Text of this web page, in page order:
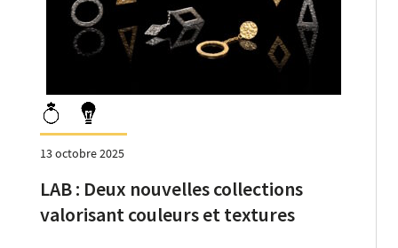
13 octobre 2025
LAB : Deux nouvelles collections
valorisant couleurs et textures